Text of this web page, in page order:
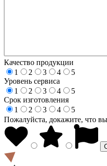
Качество продукции
1
2 3 4
5
Уровень сервиса
1
2 3 4
5
Срок изготовления
1
2 3 4
5
Пожалуйста, докажите, что